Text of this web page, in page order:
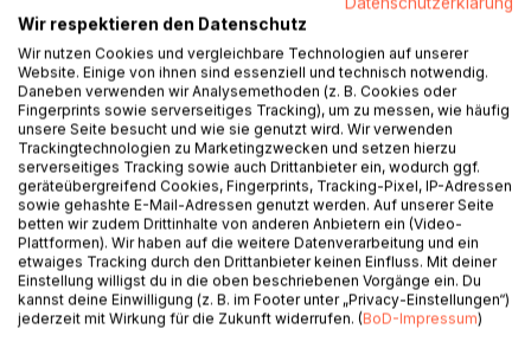
BESCHREIBUNG
W.Sophie Reich schreibt mit sensiblem Witz, mit einem
weinenden und einem lachenden Auge, mit Sinn für
Spannung und Spannungen. Selbstkritisch ruht ihr Blick auf
dem, was Menschen ausmacht: In der Jugend, in der Mitte
und im Alter, mit der Erkenntnis, worum es geht: Um
Beobachtungen und Konsequenzen. Intensive
Lebenserfahrung und die persönlichen Erinnerungen der
Autorin bilden die Basis, die sich am besten mit dem Begriff
Dokumentarerzählung umschreiben lässt. Ihre Erzählungen
ähneln einem Spiegel, in dem sich auch der Leser
Wir respektieren den Datenschutz
Wir nutzen Cookies und vergleichbare Technologien auf unserer
Website. Einige von ihnen sind essenziell und technisch notwendig.
Daneben verwenden wir Analysemethoden (z. B. Cookies oder
Fingerprints sowie serverseitiges Tracking), um zu messen, wie häufig
unsere Seite besucht und wie sie genutzt wird. Wir verwenden
Trackingtechnologien zu Marketingzwecken und setzen hierzu
serverseitiges Tracking sowie auch Drittanbieter ein, wodurch ggf.
geräteübergreifend Cookies, Fingerprints, Tracking-Pixel, IP-Adressen
sowie gehashte E-Mail-Adressen genutzt werden. Auf unserer Seite
betten wir zudem Drittinhalte von anderen Anbietern ein (Video-
Plattformen). Wir haben auf die weitere Datenverarbeitung und ein
etwaiges Tracking durch den Drittanbieter keinen Einfluss. Mit deiner
Einstellung willigst du in die oben beschriebenen Vorgänge ein. Du
kannst deine Einwilligung (z. B. im Footer unter „Privacy-Einstellungen“)
jederzeit mit Wirkung für die Zukunft widerrufen. (BoD-Impressum)